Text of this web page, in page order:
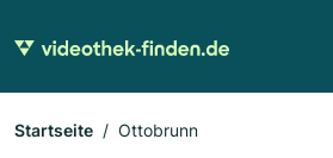
Startseite Ottobrunn